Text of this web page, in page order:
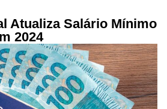
Atualiza Salário Mínimo
2024